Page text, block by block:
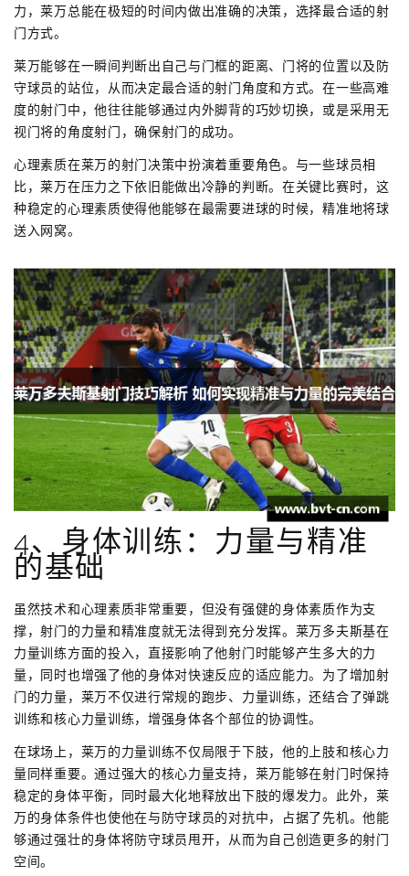
力，莱万总能在极短的时间内做出准确的决策，选择最合适的射
门方式。
莱万能够在一瞬间判断出自己与门框的距离、门将的位置以及防
守球员的站位，从而决定最合适的射门角度和方式。在一些高难
度的射门中，他往往能够通过内外脚背的巧妙切换，或是采用无
视门将的角度射门，确保射门的成功。
心理素质在莱万的射门决策中扮演着重要角色。与一些球员相
比，莱万在压力之下依旧能做出冷静的判断。在关键比赛时，这
种稳定的心理素质使得他能够在最需要进球的时候，精准地将球
送入网窝。
4、身体训练：力量与精准
的基础
虽然技术和心理素质非常重要，但没有强健的身体素质作为支
撑，射门的力量和精准度就无法得到充分发挥。莱万多夫斯基在
力量训练方面的投入，直接影响了他射门时能够产生多大的力
量，同时也增强了他的身体对快速反应的适应能力。为了增加射
门的力量，莱万不仅进行常规的跑步、力量训练，还结合了弹跳
训练和核心力量训练，增强身体各个部位的协调性。
在球场上，莱万的力量训练不仅局限于下肢，他的上肢和核心力
量同样重要。通过强大的核心力量支持，莱万能够在射门时保持
稳定的身体平衡，同时最大化地释放出下肢的爆发力。此外，莱
万的身体条件也使他在与防守球员的对抗中，占据了先机。他能
够通过强壮的身体将防守球员甩开，从而为自己创造更多的射门
空间。